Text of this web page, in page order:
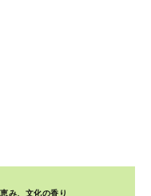
み、文化の香り